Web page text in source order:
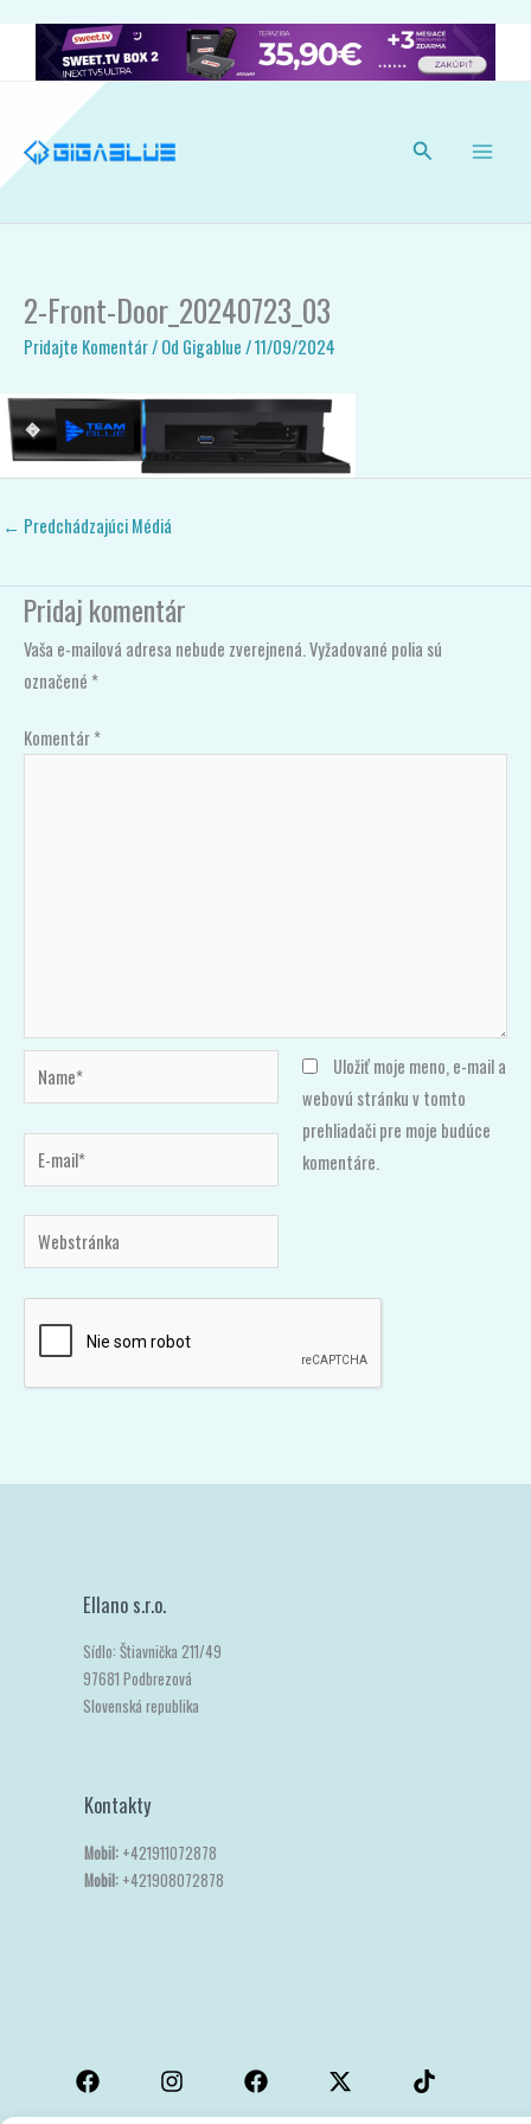
Preskočiť
Hľadať
2-Front-Door_20240723_03
Pridajte Komentár/ Od Gigablue/11/09/2024
← Predchádzajúci Médiá
Pridaj komentár
Vaša e-mailová adresa nebude zverejnená.Vyžadované polia sú
označené *
Komentár*
Name*
mail*
Webstránka
Uložiť moje meno, e-mail a
webovú stránku v tomto
prehliadači pre moje budúce
komentáre.
Ellano s.r.o.
Sídlo: Štiavnička 211/49
97681 Podbrezová
Slovenská republika
Kontakty
Mobil: +421911072878
Mobil: +421908072878